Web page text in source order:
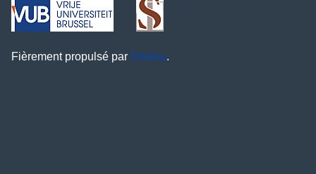
Fièrement propulsé par Omeka.